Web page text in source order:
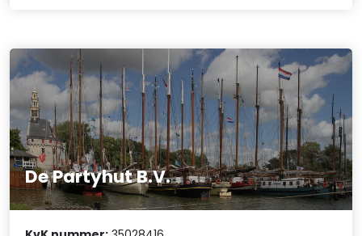
De Partyhut B.V.